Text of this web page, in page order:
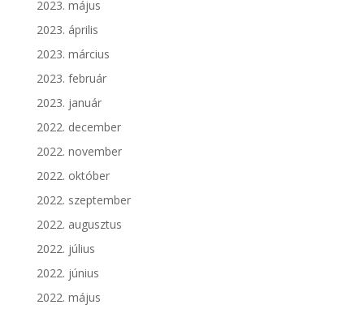
2023. május
2023. április
2023. március
2023. február
2023. január
2022. december
2022. november
2022. október
2022. szeptember
2022. augusztus
2022. július
2022. június
2022. május